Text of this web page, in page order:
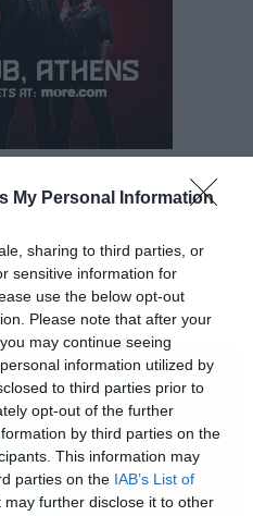
My Personal Information
sharing to third parties, or
sensitive information for
use the below opt-out
Please note that after your
may continue seeing
information utilized by
to third parties prior to
opt-out of the further
by third parties on the
This information may
parties on the IAB’s List of
may further disclose it to other
καιμετά την εισβολή
που έγινε πρώτο
ότι η ταινία του
στην κορυφή και
πλέον και για το ένα